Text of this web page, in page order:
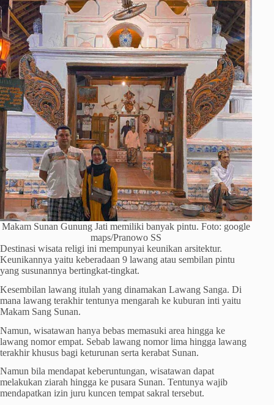
Makam Sunan Gunung Jati memiliki banyak pintu. Foto: google
maps/Pranowo SS
Destinasi wisata religi ini mempunyai keunikan arsitektur.
Keunikannya yaitu keberadaan 9 lawang atau sembilan pintu
yang susunannya bertingkat-tingkat.
Kesembilan lawang itulah yang dinamakan Lawang Sanga. Di
mana lawang terakhir tentunya mengarah ke kuburan inti yaitu
Makam Sang Sunan.
Namun, wisatawan hanya bebas memasuki area hingga ke
lawang nomor empat. Sebab lawang nomor lima hingga lawang
terakhir khusus bagi keturunan serta kerabat Sunan.
Namun bila mendapat keberuntungan, wisatawan dapat
melakukan ziarah hingga ke pusara Sunan. Tentunya wajib
mendapatkan izin juru kuncen tempat sakral tersebut.